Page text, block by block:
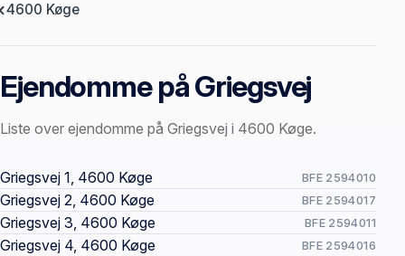
4600 Køge
Ejendomme på Griegsvej
Liste over ejendomme på Griegsvej i 4600 Køge.
Offentlige ejendomssider
Griegsvej 1, 4600 Køge BFE 2594010
Griegsvej 2, 4600 Køge BFE 2594017
Griegsvej 3, 4600 Køge BFE 2594011
Griegsvej 4, 4600 Køge BFE 2594016